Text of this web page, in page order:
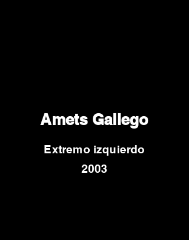
Amets Gallego
Extremo izquierdo
2003